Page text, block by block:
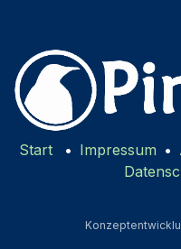
Start • Impressum •